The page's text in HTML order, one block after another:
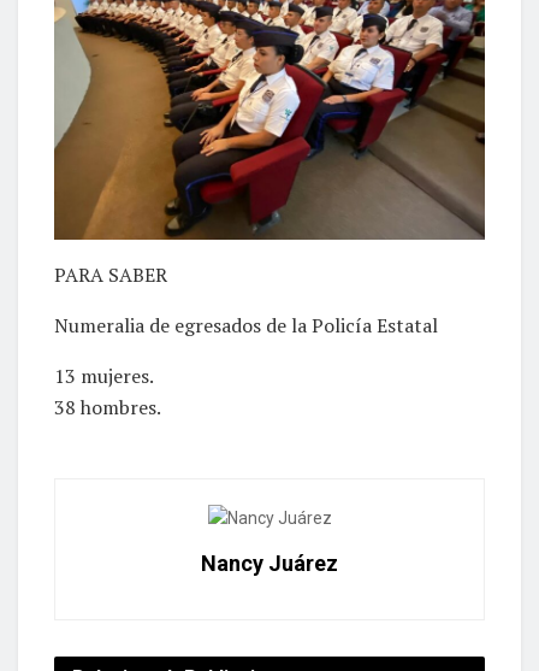
PARA SABER
Numeralia de egresados de la Policía Estatal
13 mujeres.
38 hombres.
Nancy Juárez